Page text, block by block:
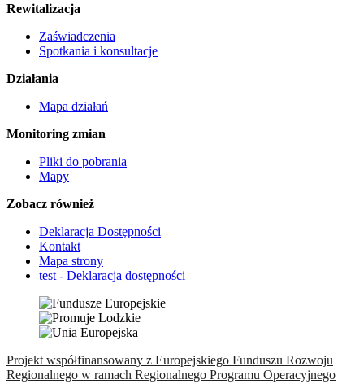
Rewitalizacja
Zaświadczenia
Spotkania i konsultacje
Działania
Mapa działań
Monitoring zmian
Pliki do pobrania
Mapy
Zobacz również
Deklaracja Dostępności
Kontakt
Mapa strony
test - Deklaracja dostępności
Projekt współfinansowany z Europejskiego Funduszu Rozwoju
Regionalnego w ramach Regionalnego Programu Operacyjnego